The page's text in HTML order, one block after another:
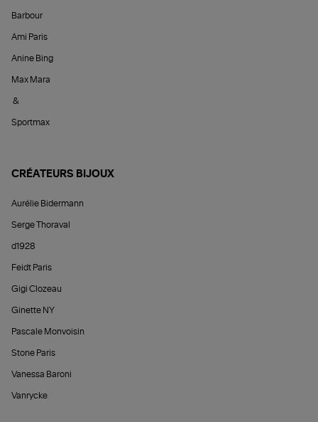
Barbour
Ami Paris
Anine Bing
Max Mara
&
Sportmax
CRÉATEURS BIJOUX
Aurélie Bidermann
Serge Thoraval
d1928
Feidt Paris
Gigi Clozeau
Ginette NY
Pascale Monvoisin
Stone Paris
Vanessa Baroni
Vanrycke